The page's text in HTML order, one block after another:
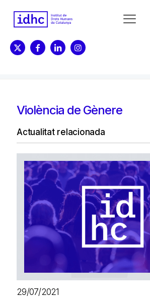
Violència de Gènere
Actualitat relacionada
29/07/2021